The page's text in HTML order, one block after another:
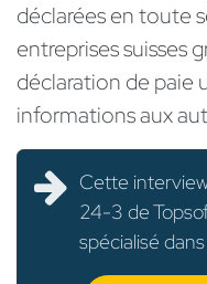
déclarées en toute
entreprises suisses
déclaration de paie
informations aux
Cette
24-3 de
spécialisé